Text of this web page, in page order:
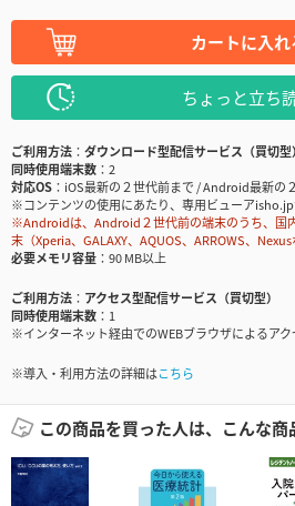
カートに入れ
ちょっと立ち
ご利用方法
ダウンロード型配信サービス（買切型）
同時使用端末数
2
対応OS
iOS最新の２世代前まで / Android最新の
※コンテンツの使用にあたり、専用ビューア
※Androidは、Android２世代前の端末のうち、国
末（Xperia、GALAXY、AQUOS、ARROWS、
必要メモリ容量
90 MB以上
ご利用方法
アクセス型配信サービス（買切型）
同時使用端末数
1
※インターネット経由でのWEBブラウザによるアク
※導入・利用方法の詳細はこちら
この商品を買った人は、こんな商